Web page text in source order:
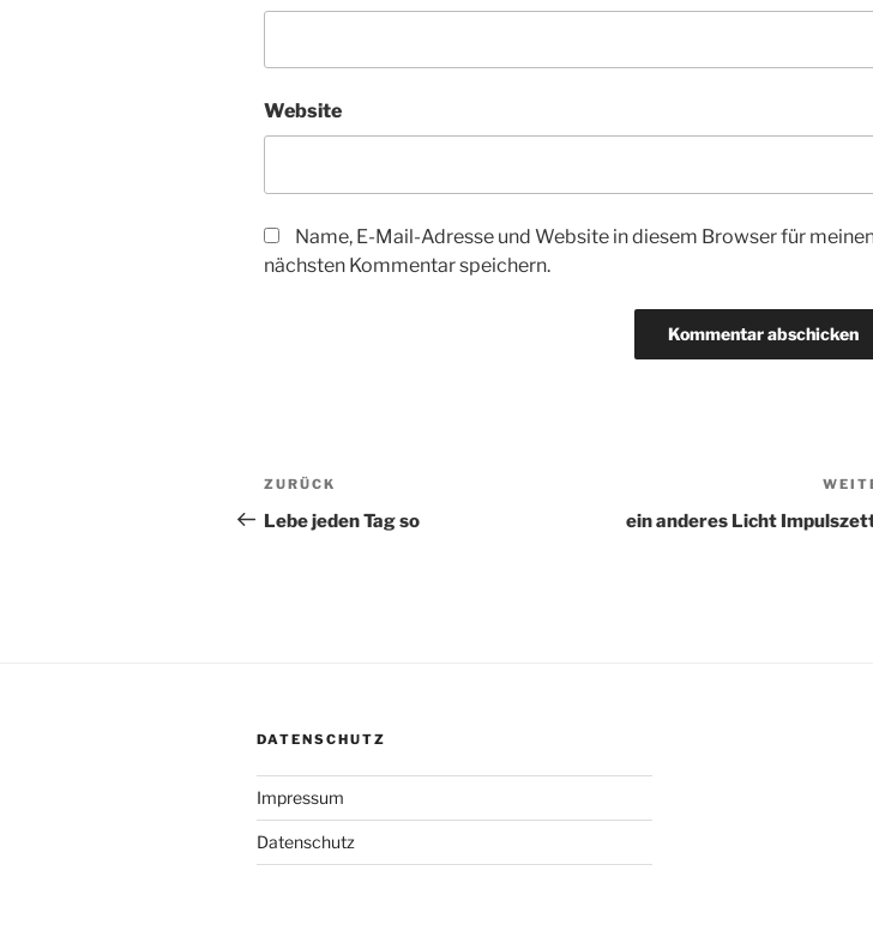
Website
Name, E-Mail-Adresse und Website in diesem Browser für
nächsten Kommentar speichern.
Beitragsnavigation
Vorheriger
Beitrag
ZURÜCK
Lebe jeden Tag so ein anderes Licht
DATENSCHUTZ
Impressum
Datenschutz